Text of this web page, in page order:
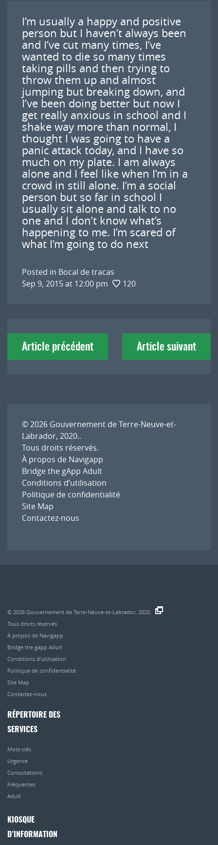
I’m usually a happy and positive
person but I haven’t always been
and I’ve cut many times, I’ve
wanted to die so many times
taking pills and then trying to
throw them up and almost
jumping but breaking down, and
I’ve been doing better but now I
get really anxious in school and I
shake way more than normal, I
thought I was going to have a
panic attack today, and I have so
much on my plate. I am always
alone and I feel like when I’m in a
crowd in still alone. I’m a social
person but so far in school I
usually sit alone and talk to no
one and I don’t know what’s
happening to me. I’m scared of
what I’m going to do next
Posted in Bocal de tracas
Sep 9, 2015 at 12:00 pm
120
Navigation
deArticle précédent Article suivant
© 2026 Gouvernement de Terre-Neuve-et-
Labrador, 2020..
Tous droits réservés.
À propos de Navigapp
Bridge the gApp Adult
Conditions d’utilisation
Politique de confidentialité
Site Map
Contactez-nous
© 2026 Gouvernement de Terre-Neuve-et-Labrador, 2020.
Tous droits réservés.
À propos de Navigapp
Bridge the gapp Adult
Conditions d’utilisation
Politique de confidentialité
Site Map
Contactez-nous
RÉPERTOIRE DES
SERVICES
Mots-clés
Urgence
Consultations
Fréquentes
Adult
KIOSQUE
D’INFORMATION